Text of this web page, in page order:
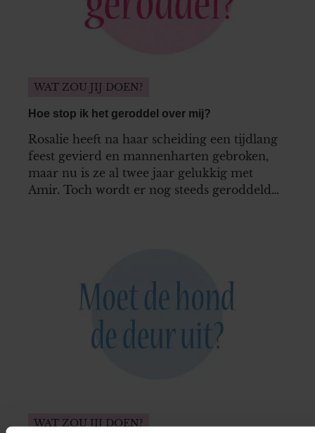
WAT ZOU JIJ DOEN?
Hoe stop ik het geroddel over mij?
Rosalie heeft na haar scheiding een tijdlang
feest gevierd en mannenharten gebroken,
maar nu is ze al twee jaar gelukkig met
Amir. Toch wordt er nog steeds geroddeld
WAT ZOU JIJ DOEN?